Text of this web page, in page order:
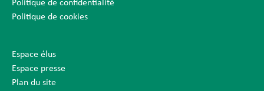
Politique de confidentialité
Politique de cookies
Espace élus
Espace presse
Plan du site